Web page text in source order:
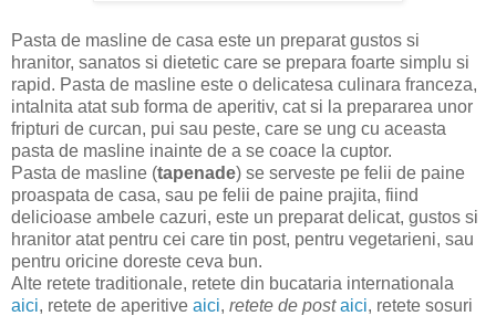
Pasta de masline de casa este un preparat gustos si
hranitor, sanatos si dietetic care se prepara foarte simplu si
rapid. Pasta de masline este o delicatesa culinara franceza,
intalnita atat sub forma de aperitiv, cat si la prepararea unor
fripturi de curcan, pui sau peste, care se ung cu aceasta
pasta de masline inainte de a se coace la cuptor.
Pasta de masline (tapenade) se serveste pe felii de paine
proaspata de casa, sau pe felii de paine prajita, fiind
delicioase ambele cazuri, este un preparat delicat, gustos si
hranitor atat pentru cei care tin post, pentru vegetarieni, sau
pentru oricine doreste ceva bun.
Alte retete traditionale, retete din bucataria internationala
aici, retete de aperitive aici, retete de post aici, retete sosuri